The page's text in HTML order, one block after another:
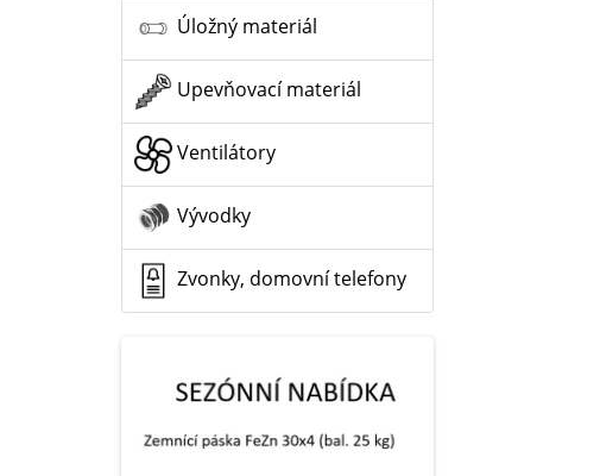
Úložný materiál
Upevňovací materiál
Ventilátory
Vývodky
Zvonky, domovní telefony